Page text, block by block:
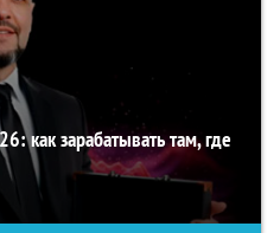
как зарабатывать там, где